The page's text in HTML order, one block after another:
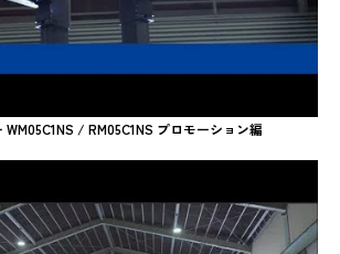
WM05C1NS / RM05C1NS プロモーション編